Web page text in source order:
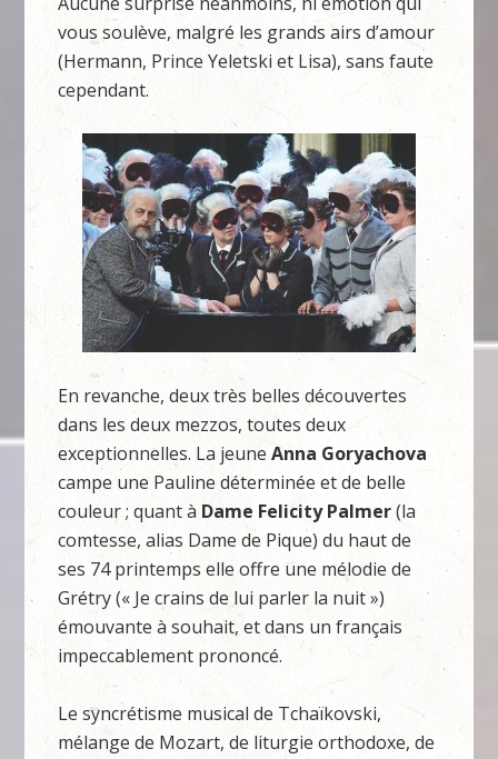
vous soulève, malgré les grands airs d’amour
(Hermann, Prince Yeletski et Lisa), sans faute
cependant.
En revanche, deux très belles découvertes
dans les deux mezzos, toutes deux
exceptionnelles. La jeuneAnna Goryachova
campe une Pauline déterminée et de belle
couleur ; quant à Dame Felicity Palmer(la
comtesse, alias Dame de Pique) du haut de
ses 74 printemps elle offre une mélodie de
Grétry (« Je crains de lui parler la nuit »)
émouvante à souhait, et dans un français
impeccablement prononcé.
Le syncrétisme musical de Tchaïkovski,
mélange de Mozart, de liturgie orthodoxe, de